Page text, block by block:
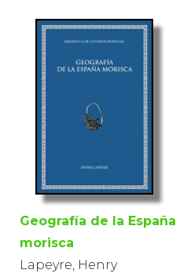
Geografía de la España
morisca
Lapeyre, Henry